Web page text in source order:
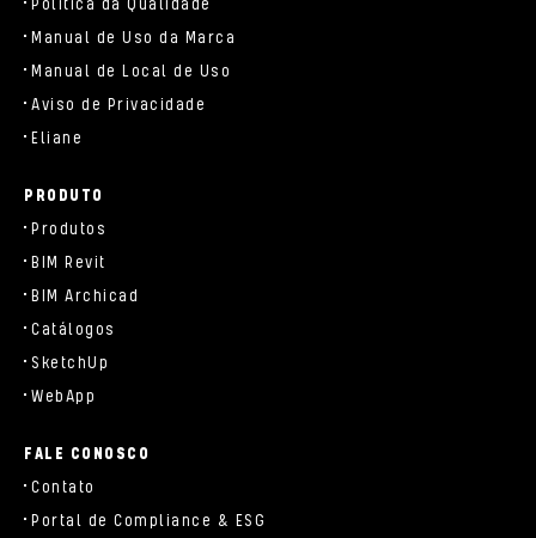
Política da Qualidade
Manual de Uso da Marca
Manual de Local de Uso
Aviso de Privacidade
Eliane
PRODUTO
Produtos
BIM Revit
BIM Archicad
Catálogos
SketchUp
WebApp
FALE CONOSCO
Contato
Portal de Compliance & ESG